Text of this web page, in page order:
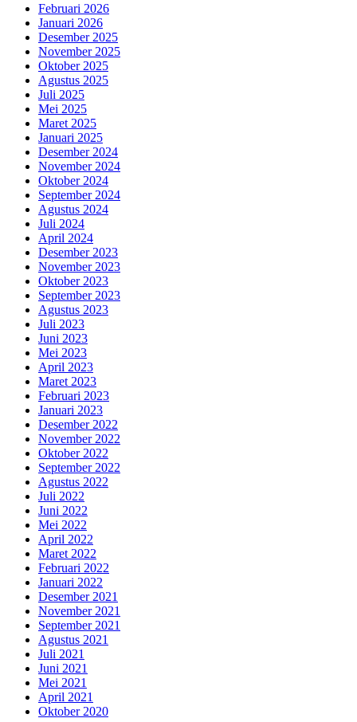
Februari 2026
Januari 2026
Desember 2025
November 2025
Oktober 2025
Agustus 2025
Juli 2025
Mei 2025
Maret 2025
Januari 2025
Desember 2024
November 2024
Oktober 2024
September 2024
Agustus 2024
Juli 2024
April 2024
Desember 2023
November 2023
Oktober 2023
September 2023
Agustus 2023
Juli 2023
Juni 2023
Mei 2023
April 2023
Maret 2023
Februari 2023
Januari 2023
Desember 2022
November 2022
Oktober 2022
September 2022
Agustus 2022
Juli 2022
Juni 2022
Mei 2022
April 2022
Maret 2022
Februari 2022
Januari 2022
Desember 2021
November 2021
September 2021
Agustus 2021
Juli 2021
Juni 2021
Mei 2021
April 2021
Oktober 2020